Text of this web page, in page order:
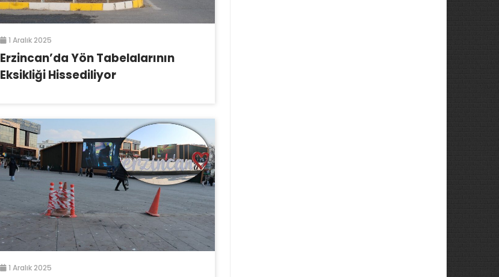
1 Aralık 2025
Erzincan’da Yön Tabelalarının
Eksikliği Hissediliyor
1 Aralık 2025